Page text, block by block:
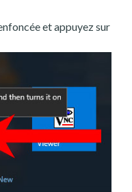
et appuyez sur